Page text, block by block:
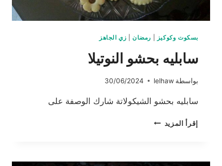
بسكوت وكوكيز رمضان| زي الجاهز
سابليه بحشو النوتيلا
بواسطة lelhaw
30/06/2024
سابليه بحشو الشيكولاتة شارك الوصفة على
إقرأ المزيد سابليه